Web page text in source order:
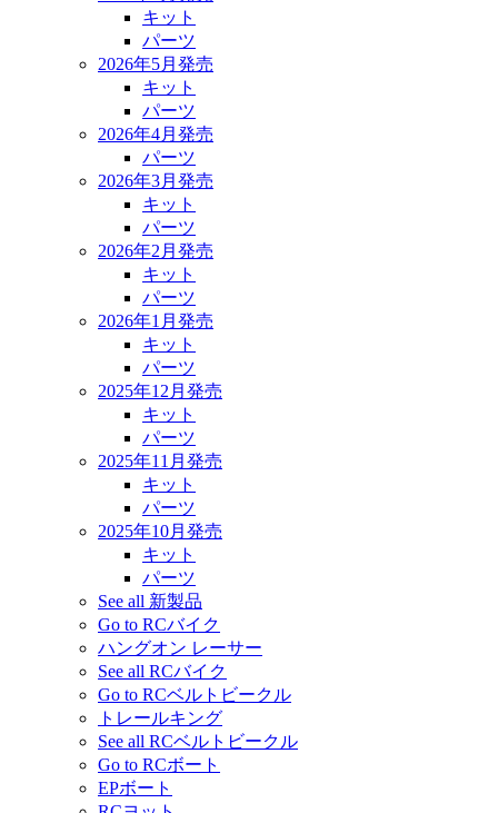
キット
パーツ
2026年5月発売
キット
パーツ
2026年4月発売
パーツ
2026年3月発売
キット
パーツ
2026年2月発売
キット
パーツ
2026年1月発売
キット
パーツ
2025年12月発売
キット
パーツ
2025年11月発売
キット
パーツ
2025年10月発売
キット
パーツ
See all 新製品
Go to RCバイク
ハングオン レーサー
See all RCバイク
Go to RCベルトビークル
トレールキング
See all RCベルトビークル
Go to RCボート
EPボート